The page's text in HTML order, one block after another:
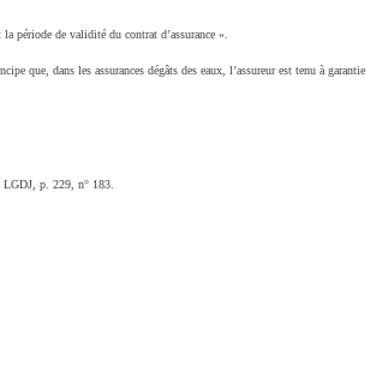
période de validité du contrat d’assurance ».
que, dans les assurances dégâts des eaux, l’assureur est tenu à garantie
p. 229, n° 183.